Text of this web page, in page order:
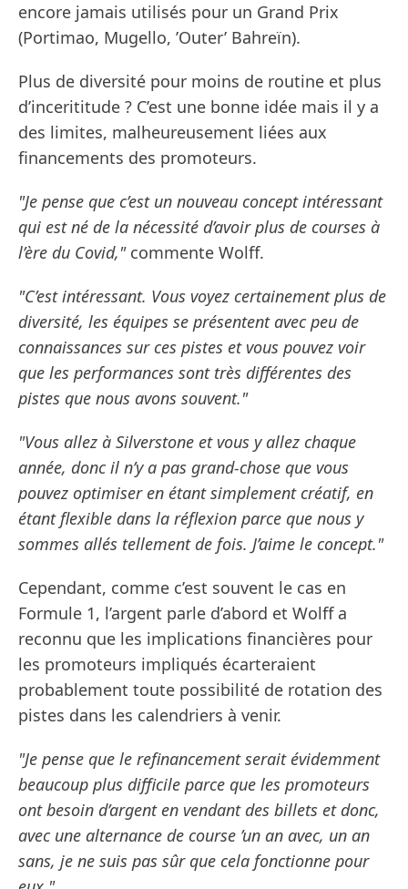
encore jamais utilisés pour un Grand Prix
(Portimao, Mugello, ’Outer’ Bahreïn).
Plus de diversité pour moins de routine et plus
d’incerititude ? C’est une bonne idée mais il y a
des limites, malheureusement liées aux
financements des promoteurs.
"Je pense que c’est un nouveau concept intéressant
qui est né de la nécessité d’avoir plus de courses à
l’ère du Covid,"commente Wolff.
"C’est intéressant. Vous voyez certainement plus de
diversité, les équipes se présentent avec peu de
connaissances sur ces pistes et vous pouvez voir
que les performances sont très différentes des
pistes que nous avons souvent."
"Vous allez à Silverstone et vous y allez chaque
année, donc il n’y a pas grand-chose que vous
pouvez optimiser en étant simplement créatif, en
étant flexible dans la réflexion parce que nous y
sommes allés tellement de fois. J’aime le concept."
Cependant, comme c’est souvent le cas en
Formule 1, l’argent parle d’abord et Wolff a
reconnu que les implications financières pour
les promoteurs impliqués écarteraient
probablement toute possibilité de rotation des
pistes dans les calendriers à venir.
"Je pense que le refinancement serait évidemment
beaucoup plus difficile parce que les promoteurs
ont besoin d’argent en vendant des billets et donc,
avec une alternance de course ’un an avec, un an
sans, je ne suis pas sûr que cela fonctionne pour